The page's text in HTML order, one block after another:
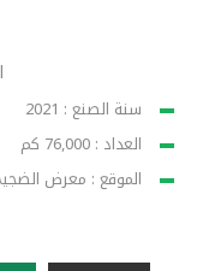
سنة الصنع : 2021
العداد : 76,000 كم
الموقع : معرض